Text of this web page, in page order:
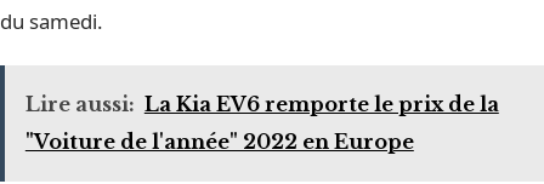
du samedi.
Lire aussi: La Kia EV6 remporte le prix de la
"Voiture de l'année" 2022 en Europe